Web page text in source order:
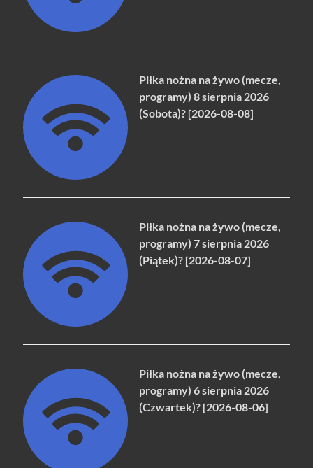
Piłka nożna na żywo (mecze,
programy) 8 sierpnia 2026
(Sobota)? [2026-08-08]
Piłka nożna na żywo (mecze,
programy) 7 sierpnia 2026
(Piątek)? [2026-08-07]
Piłka nożna na żywo (mecze,
programy) 6 sierpnia 2026
(Czwartek)? [2026-08-06]